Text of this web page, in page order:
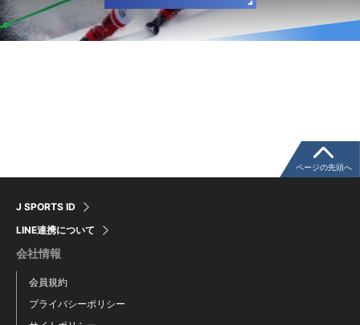
J SPORTS ID
LINE連携について
会社情報
会員規約
プライバシーポリシー
ページの先頭へ